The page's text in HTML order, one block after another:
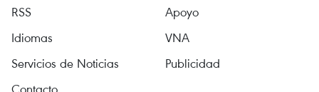
RSS
Apoyo
Idiomas
VNA
Servicios de Noticias
Publicidad
Contacto